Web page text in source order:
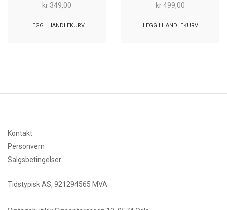
kr 349,00
LEGG I HANDLEKURV
kr499,00
LEGG I HANDLEKURV
Kontakt
Personvern
Salgsbetingelser
Tidstypisk AS, 921294565 MVA